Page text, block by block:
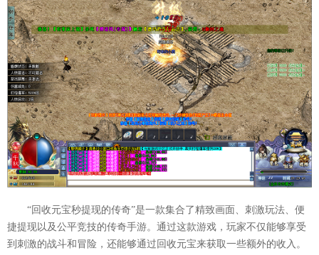
“回收元宝秒提现的传奇”是一款集合了精致画面、刺激玩法、便
捷提现以及公平竞技的传奇手游。通过这款游戏，玩家不仅能够享受
到刺激的战斗和冒险，还能够通过回收元宝来获取一些额外的收入。